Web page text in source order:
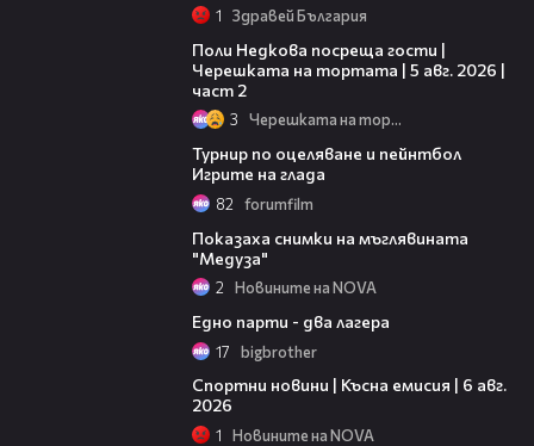
1 Здравей България
Поли Недкова посреща гости |
Черешката на тортата | 5 авг. 2026 |
част 2
3 Черешката на тортата
Турнир по оцеляване и пейнтбол
Игрите на глада
82 forumfilm
Показаха снимки на мъглявината
"Медуза"
2 Новините на NOVA
Едно парти - два лагера
17 bigbrother
Спортни новини | Късна емисия | 6 авг.
2026
1 Новините на NOVA